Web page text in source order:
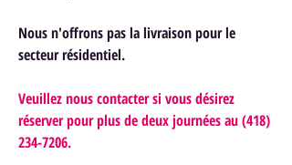
Nous n'offrons pas la livraison pour le
secteur résidentiel.
Veuillez nous contacter si vous désirez
réserver pour plus de deux journées au (418)
234-7206.